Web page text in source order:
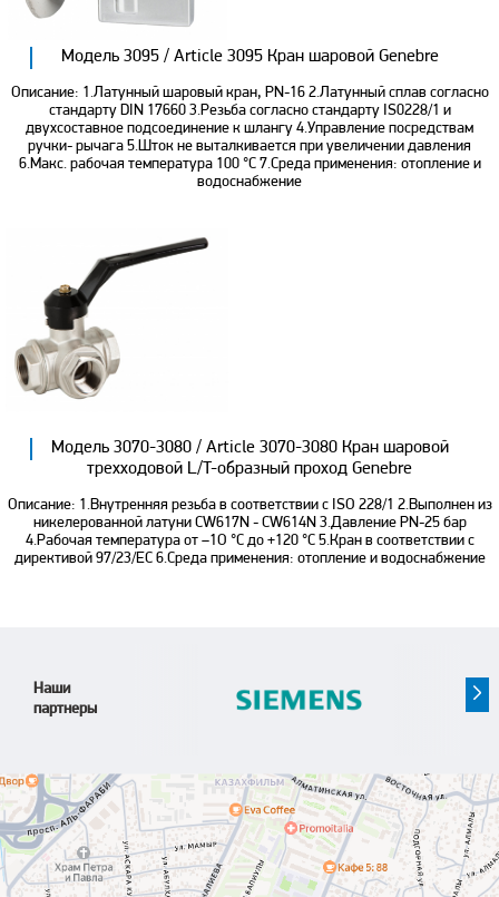
Модель 3095 / Article 3095 Кран шаровой Genebre
Описание: 1.Латунный шаровый кран, PN-16 2.Латунный сплав согласно
стандарту DIN 17660 3.Резьба согласно стандарту IS0228/1 и
двухсоставное подсоединение к шлангу 4.Управление посредствам
ручки- рычага 5.Шток не выталкивается при увеличении давления
6.Макс. рабочая температура 100 °С 7.Среда применения: отопление и
водоснабжение
Модель 3070-3080 / Article 3070-3080 Кран шаровой
трехходовой L/T-образный проход Genebre
Описание: 1.Внутренняя резьба в соответствии с ISO 228/1 2.Выполнен из
никелерованной латуни CW617N - CW614N 3.Давление PN-25 бар
4.Рабочая температура от –1О °С до +120 °С 5.Кран в соответствии с
директивой 97/23/ЕС 6.Среда применения: отопление и водоснабжение
Наши
партнеры